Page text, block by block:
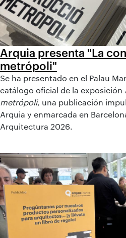
Arquia presenta "La
metrópoli"
Se ha presentado en el Palau
catálogo oficial de la exposición
metrópoli, una publicación
Arquia y enmarcada en
Arquitectura 2026.